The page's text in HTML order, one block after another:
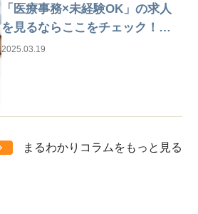
「医療事務×未経験OK」の求人
を見るならここをチェック！は
じめての仕事探しガイド
2025.03.19
まるわかりコラムをもっと見る